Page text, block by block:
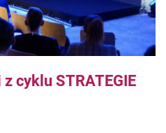
cyklu STRATEGIE